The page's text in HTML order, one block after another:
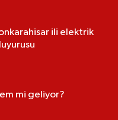
ili elektrik
mi geliyor?